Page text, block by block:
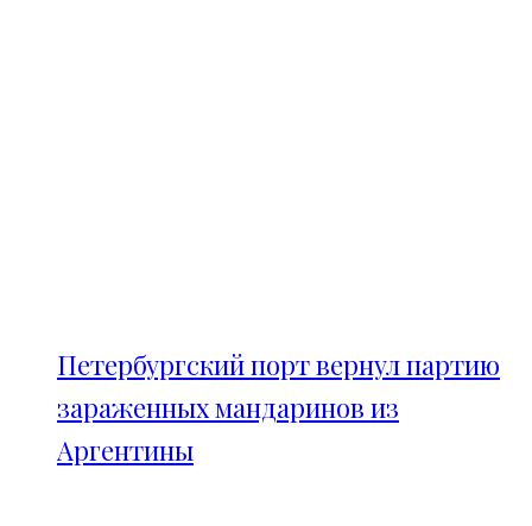
Петербургский порт вернул партию
зараженных мандаринов из
Аргентины